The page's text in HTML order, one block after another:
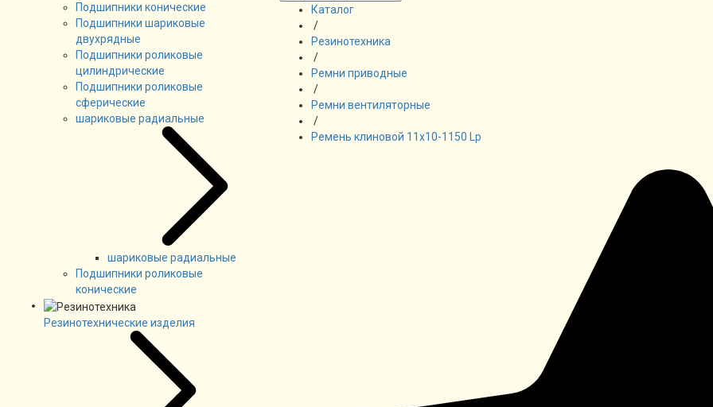
Подшипники конические
Подшипники шариковые
двухрядные
Подшипники роликовые
цилиндрические
Подшипники роликовые
сферические
шариковые радиальные
шариковые радиальные
Подшипники роликовые
конические
Резинотехнические изделия
Каталог
/
Резинотехника
/
Ремни приводные
/
Ремни вентиляторные
/
Ремень клиновой 11х10-1150 Lp